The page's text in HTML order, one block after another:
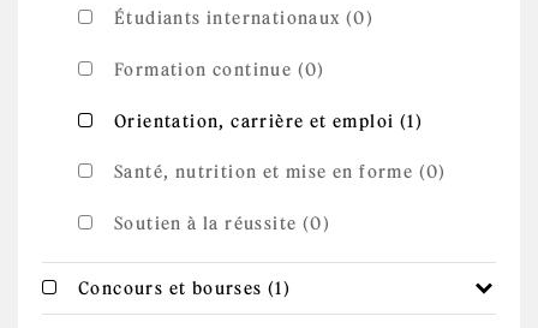
Étudiants internationaux (0)
Formation continue (0)
Apply Orientation, carrière et emploi
Orientation, carrière et emploi (1)
emploi
filter
Santé, nutrition et mise en forme (0)
Soutien à la réussite (0)
Apply Concours et bourses filter
Concours et bourses (1)